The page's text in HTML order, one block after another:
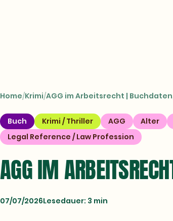
Home Krimi AGG im Arbeitsrecht |
Buch Krimi / Thriller AGG Alter
Legal Reference / Law Profession
AGG IM
07/07/2026Lesedauer: 3 min